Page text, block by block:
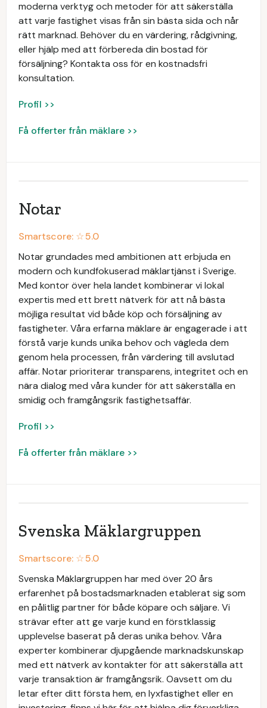
moderna verktyg och metoder för att säkerställa
att varje fastighet visas från sin bästa sida och når
rätt marknad. Behöver du en värdering, rådgivning,
eller hjälp med att förbereda din bostad för
försäljning? Kontakta oss för en kostnadsfri
konsultation.
Profil >>
Få offerter från mäklare >>
Notar
Smartscore: ☆5.0
Notar grundades med ambitionen att erbjuda en
modern och kundfokuserad mäklartjänst i Sverige.
Med kontor över hela landet kombinerar vi lokal
expertis med ett brett nätverk för att nå bästa
möjliga resultat vid både köp och försäljning av
fastigheter. Våra erfarna mäklare är engagerade i att
förstå varje kunds unika behov och vägleda dem
genom hela processen, från värdering till avslutad
affär. Notar prioriterar transparens, integritet och en
nära dialog med våra kunder för att säkerställa en
smidig och framgångsrik fastighetsaffär.
Profil >>
Få offerter från mäklare >>
Svenska Mäklargruppen
Smartscore: ☆5.0
Svenska Mäklargruppen har med över 20 års
erfarenhet på bostadsmarknaden etablerat sig som
en pålitlig partner för både köpare och säljare. Vi
strävar efter att ge varje kund en förstklassig
upplevelse baserat på deras unika behov. Våra
experter kombinerar djupgående marknadskunskap
med ett nätverk av kontakter för att säkerställa att
varje transaktion är framgångsrik. Oavsett om du
letar efter ditt första hem, en lyxfastighet eller en